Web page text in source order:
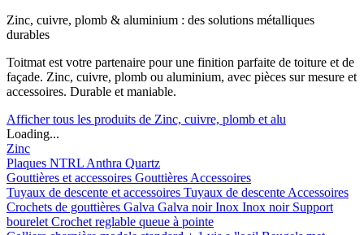
Zinc, cuivre, plomb & aluminium : des solutions métalliques
durables
Toitmat est votre partenaire pour une finition parfaite de toiture et de
façade. Zinc, cuivre, plomb ou aluminium, avec pièces sur mesure et
accessoires. Durable et maniable.
Afficher tous les produits de Zinc, cuivre, plomb et alu
Loading...
Zinc
Plaques NTRL Anthra Quartz
Gouttières et accessoires Gouttières Accessoires
Tuyaux de descente et accessoires Tuyaux de descente Accessoires
Crochets de gouttières Galva Galva noirInox Inox noir Support
bourelet Crochet reglable queue à pointe